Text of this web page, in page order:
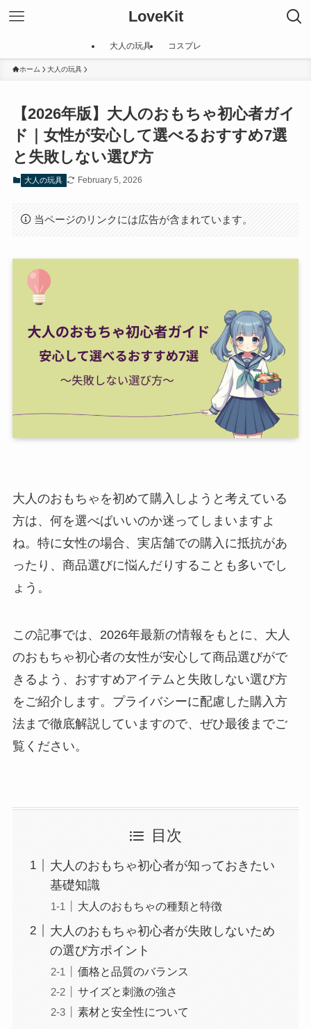
LoveKit
大人の玩具 コスプレ
ホーム 大人の玩具
【2026年版】大人のおもちゃ初心者ガイ
ド｜女性が安心して選べるおすすめ7選
と失敗しない選び方
大人の玩具 February 5, 2026
当ページのリンクには広告が含まれています。
大人のおもちゃを初めて購入しようと考えている
方は、何を選べばいいのか迷ってしまいますよ
ね。特に女性の場合、実店舗での購入に抵抗があ
ったり、商品選びに悩んだりすることも多いでし
ょう。
この記事では、2026年最新の情報をもとに、大人
のおもちゃ初心者の女性が安心して商品選びがで
きるよう、おすすめアイテムと失敗しない選び方
をご紹介します。プライバシーに配慮した購入方
法まで徹底解説していますので、ぜひ最後までご
覧ください。
目次
大人のおもちゃ初心者が知っておきたい
基礎知識
大人のおもちゃの種類と特徴
大人のおもちゃ初心者が失敗しないため
の選び方ポイント
価格と品質のバランス
サイズと刺激の強さ
素材と安全性について